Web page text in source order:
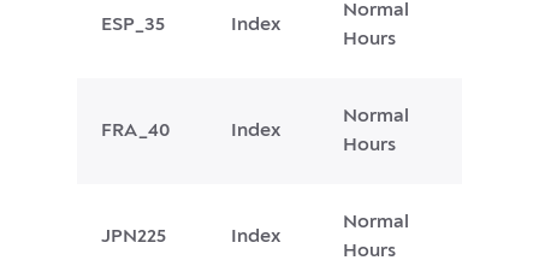
ESP_35 Index
Normal
Hours
FRA_40 Index
Normal
Hours
JPN225 Index
Normal
Hours